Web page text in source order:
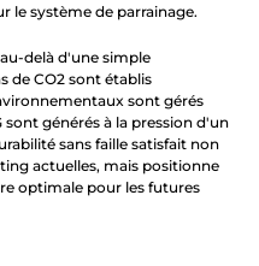
le système de parrainage.
delà d'une simple
de CO2 sont établis
sont gérés
générés à la pression d'un
sans faille satisfait non
actuelles, mais positionne
optimale pour les futures